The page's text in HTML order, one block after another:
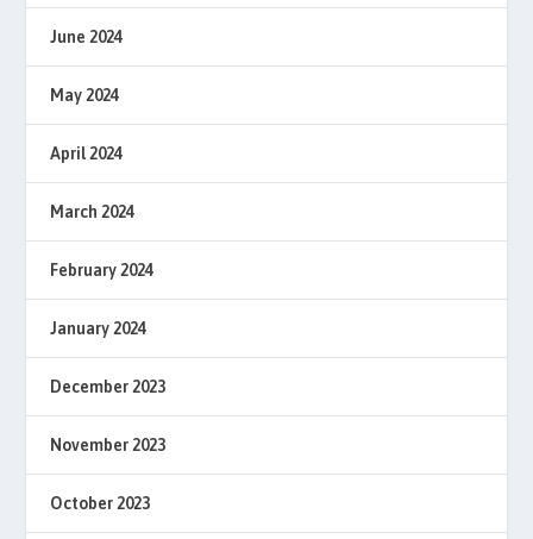
June 2024
May 2024
April 2024
March 2024
February 2024
January 2024
December 2023
November 2023
October 2023